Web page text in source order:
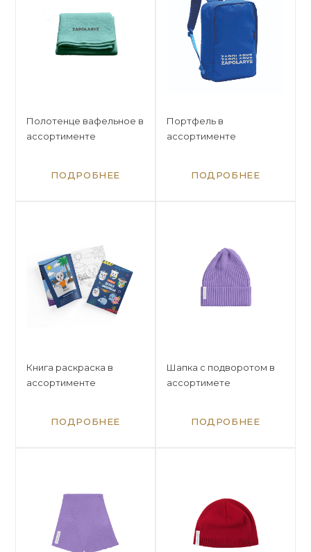
Полотенце вафельное в
ассортименте
ПОДРОБНЕЕ
Портфель в
ассортименте
ПОДРОБНЕЕ
Книга раскраска в
ассортименте
ПОДРОБНЕЕ
Шапка с подворотом в
ассортимете
ПОДРОБНЕЕ